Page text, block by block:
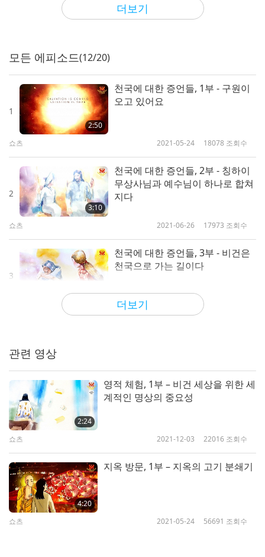
더보기
했습니다. 그 후 저는 그 꿈 속의 결혼식이 뭘 의미하
의 칭하이무상사 국제협회 센터에서 베일 뒤에 있는
스승님의 사진을 보기 전까지는 그 꿈이 진짜 결혼에
대한 징조라고 생각했습니다. 그 즉시 저는 성인들이
소개했던 그 여성이 바로 스승님이란 걸 알았습니다.
전 스승님과 깊은 인연이 있는 것 같습니다! 그래서
전 당신의 가르침을 공부하기 시작했고 계율을 지켰
습니다. 나중에 저는 많은 내적 체험을 할 수 있었습
니다.
한번은 내면에서 푸른 수정으로 된 집을 봤고 찬찬히
보기 위해 멈췄죠. 그 집에는 「성인의 거처」라고 쓰
여 있었고 나무, 잎, 꽃, 과일들이 모두 금빛으로 빛났
습니다. 그런 다음 아주 큰 나무가 구름 위로 솟는 걸
봤죠. 이때 강한 빛 줄기가 저를 비추었고 저는 기절
하여 바닥에 쓰러졌습니다. 빛이 사라지기 전에, 전
또 한번은 천국의 꿈을 꿨는데, 한 여인이 분명 물 속
에서 저를 향해 헤엄쳐왔습니다. 전 「예수 그리스
도!」라 크게 소리쳤고 그 여인은 제 몸을 통과해 떠
났습니다. 그때 저는 강한 충격을 받은 듯 몸이 떨렸
고 깨어났습니다.
스승님, 전 예수 그리스도와 하나되고 신을 위해 일하
며 이 숨막히는 세상에서 벗어나길 원합니다. 스승님,
당신의 사랑으로 우리가 하나되게 하소서』
비건: 신의 왕국을 가까이에.
더보기
모든 에피소드(12/20)
1
2:50
천국에 대한 증언들, 1부 - 구원이
오고 있어요
쇼츠 2021-05-24 18078 조회수
2
3:10
천국에 대한 증언들, 2부 - 칭하이
무상사님과 예수님이 하나로 합쳐
지다
쇼츠 2021-06-26 17973 조회수
3
천국에 대한 증언들, 3부 - 비건은
천국으로 가는 길이다
15141
4
2:47
2021-07-07 16449 조회수
6
4:41
천수불을 만나다
쇼츠 2021-07-18 16616 조회수
7
데려가시다
관련 영상
2:24
영적 체험, 1부 – 비건 세상을 위한 세
계적인 명상의 중요성
쇼츠 2021-12-03 22016 조회수
4:20
지옥 방문, 1부 – 지옥의 고기 분쇄기
쇼츠 2021-05-24 56691 조회수